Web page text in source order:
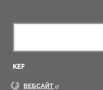
KEF
ВЕБСАЙТ